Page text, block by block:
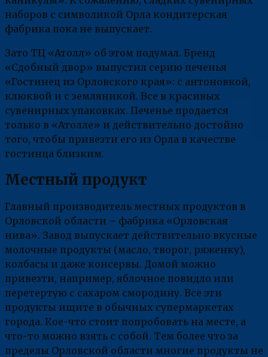
наборов с символикой Орла кондитерская
фабрика пока не выпускает.
Зато ТЦ «Атолл» об этом подумал. Бренд
«Сдобный двор» выпустил серию печенья
«Гостинец из Орловского края»: с антоновкой,
клюквой и с земляникой. Все в красивых
сувенирных упаковках. Печенье продается
только в «Атолле» и действительно достойно
того, чтобы привезти его из Орла в качестве
гостинца близким.
Местный продукт
Главный производитель местных продуктов в
Орловской области – фабрика «Орловская
нива». Завод выпускает действительно вкусные
молочные продукты (масло, творог, ряженку),
колбасы и даже консервы. Домой можно
привезти, например, яблочное повидло или
перетертую с сахаром смородину. Все эти
продукты ищите в обычных супермаркетах
города. Кое-что стоит попробовать на месте, а
что-то можно взять с собой. Тем более что за
пределы Орловской области многие продукты не